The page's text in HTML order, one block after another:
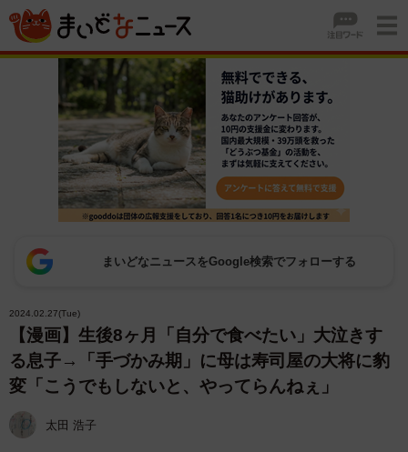
まいどなニュースをGoogle検索でフォローする
2024.02.27(Tue)
【漫画】生後8ヶ月「自分で食べたい」大泣きす
る息子→「手づかみ期」に母は寿司屋の大将に豹
変「こうでもしないと、やってらんねぇ」
太田 浩子